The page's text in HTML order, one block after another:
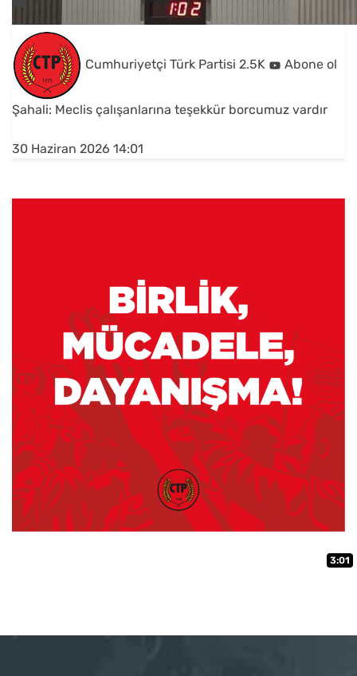
3:01
Cumhuriyetçi Türk Partisi 2.5K Abone ol
Şahali: Meclis çalışanlarına teşekkür borcumuz vardır
30 Haziran 2026 14:01